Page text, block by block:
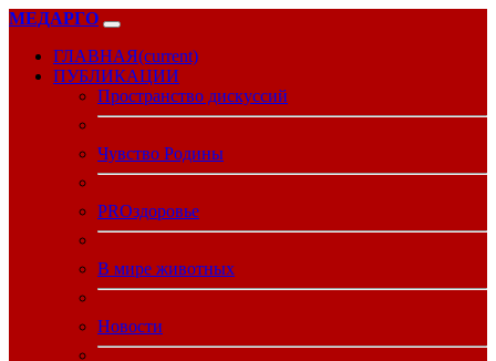
МЕДАРГО
ГЛАВНАЯ(current)
ПУБЛИКАЦИИ
Пространство дискуссий
Чувство Родины
PROздоровье
В мире животных
Новости